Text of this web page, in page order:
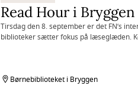
Read Hour i Bryggen
Tirsdag den 8. september er det FN’s
biblioteker sætter fokus på læseglæden.
Børnebiblioteket i Bryggen